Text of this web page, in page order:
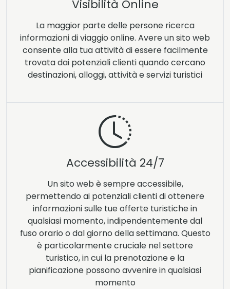
Visibilità Online
La maggior parte delle persone ricerca
informazioni di viaggio online. Avere un sito web
consente alla tua attività di essere facilmente
trovata dai potenziali clienti quando cercano
destinazioni, alloggi, attività e servizi turistici
Accessibilità 24/7
Un sito web è sempre accessibile,
permettendo ai potenziali clienti di ottenere
informazioni sulle tue offerte turistiche in
qualsiasi momento, indipendentemente dal
fuso orario o dal giorno della settimana. Questo
è particolarmente cruciale nel settore
turistico, in cui la prenotazione e la
pianificazione possono avvenire in qualsiasi
momento